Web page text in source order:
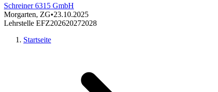
Schreiner 6315 GmbH
Morgarten, ZG•23.10.2025
Lehrstelle EFZ202620272028
Startseite